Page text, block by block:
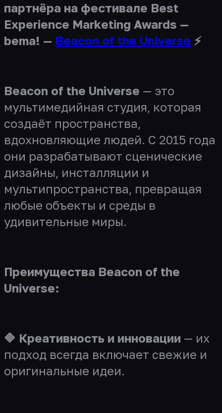
партнёра на фестивале Best
Experience Marketing Awards —
bema! — Beacon of the Universe ⚡️
Beacon of the Universe — это
мультимедийная студия, которая
создаёт пространства,
вдохновляющие людей. С 2015 года
они разрабатывают сценические
дизайны, инсталляции и
мультипространства, превращая
любые объекты и среды в
удивительные миры.
Преимущества Beacon of the
Universe:
🔷 Креативность и инновации — их
подход всегда включает свежие и
оригинальные идеи.